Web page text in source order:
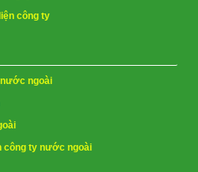
công ty
nước ngoài
công ty nước ngoài